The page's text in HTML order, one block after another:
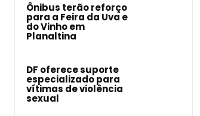
Ônibus terão reforço
para a Feira da Uva e
do Vinho em
Planaltina
DF oferece suporte
especializado para
vítimas de violência
sexual